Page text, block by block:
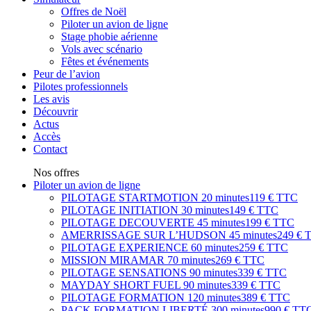
Offres de Noël
Piloter un avion de ligne
Stage phobie aérienne
Vols avec scénario
Fêtes et événements
Peur de l’avion
Pilotes professionnels
Les avis
Découvrir
Actus
Accès
Contact
Nos offres
Piloter un avion de ligne
PILOTAGE STARTMOTION 20 minutes119 € TTC
PILOTAGE INITIATION 30 minutes149 € TTC
PILOTAGE DECOUVERTE 45 minutes199 € TTC
AMERRISSAGE SUR L’HUDSON 45 minutes249 €
PILOTAGE EXPERIENCE 60 minutes259 € TTC
MISSION MIRAMAR 70 minutes269 € TTC
PILOTAGE SENSATIONS 90 minutes339 € TTC
MAYDAY SHORT FUEL 90 minutes339 € TTC
PILOTAGE FORMATION 120 minutes389 € TTC